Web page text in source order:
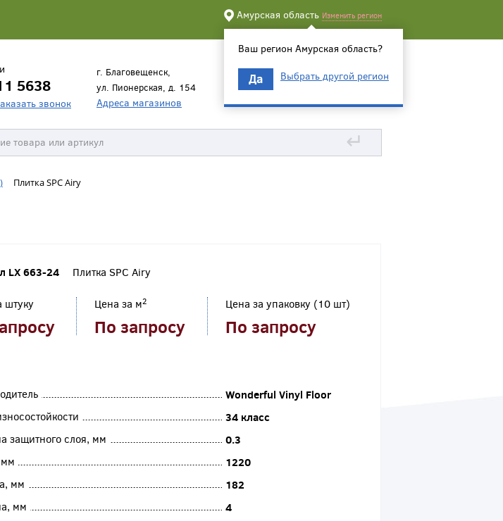
Амурская область Изменить регион
Ваш регион Амурская область?
Да Выбрать другой регион
5638
звонок
г. Благовещенск,
ул. Пионерская, д. 154
Адреса магазинов
↵
Плитка SPC Airy
LX 663-24 Плитка SPC Airy
штуку Цена за м2
По запросу
Цена за упаковку (10 шт)
По запросу
Wonderful Vinyl Floor
34 класс
защитного слоя, мм
0.3
1220
мм
182
мм
4